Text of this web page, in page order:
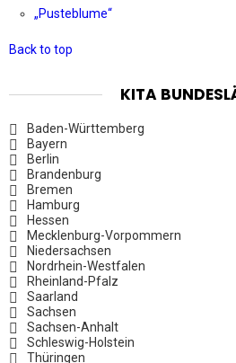
„Pusteblume“
Back to top
KITA
Baden-Württemberg
Bayern
Berlin
Brandenburg
Bremen
Hamburg
Hessen
Mecklenburg-Vorpommern
Niedersachsen
Nordrhein-Westfalen
Rheinland-Pfalz
Saarland
Sachsen
Sachsen-Anhalt
Schleswig-Holstein
Thüringen